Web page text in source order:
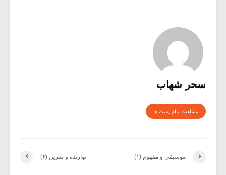
سحر شهاب
مشاهده تمام پست ها
نوازنده و تمرین (۶) موسیقی و مفهوم (۱)